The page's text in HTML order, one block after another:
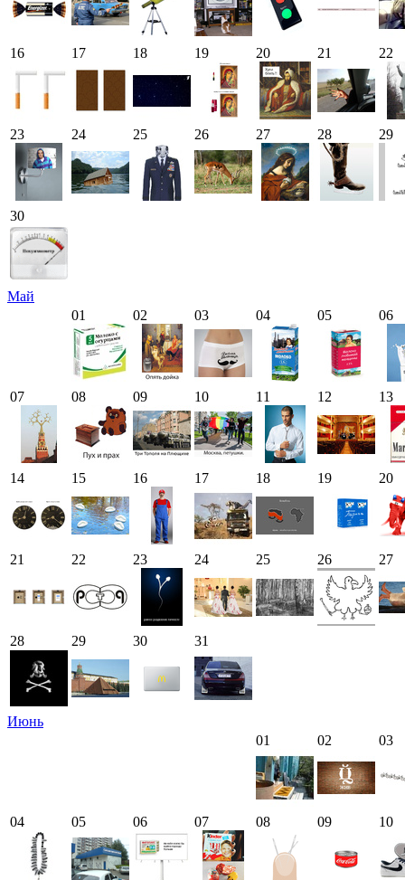
16 17 18 19 20 21 22
23 24 25 26 27 28 29
30
Май
01
02 03 04 05 06
07 08 09 10 11 12 13
14 15 16 17 18 19 20
21 22 23 24 25 26 27
28 29 30 31
Июнь
01
02 03
04 05 06 07 08 09 10